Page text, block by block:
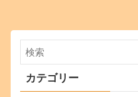
カテゴリー